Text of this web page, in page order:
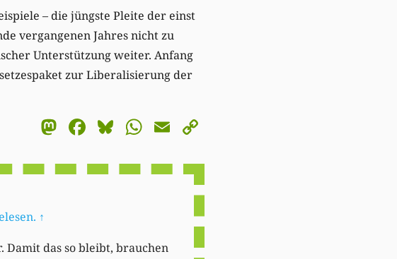
– die jüngste Pleite der einst
vergangenen Jahres nicht zu
Unterstützung weiter. Anfang
zur Liberalisierung der
Mastodon
Facebook
Bluesky
WhatsApp
Email
↑
das so bleibt, brauchen